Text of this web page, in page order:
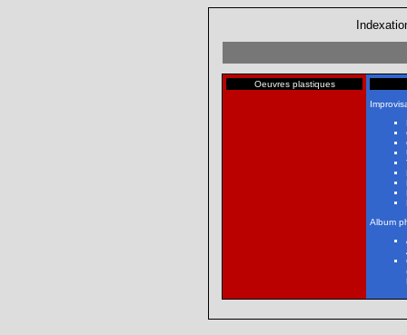
Oeuvres plastiques
Album